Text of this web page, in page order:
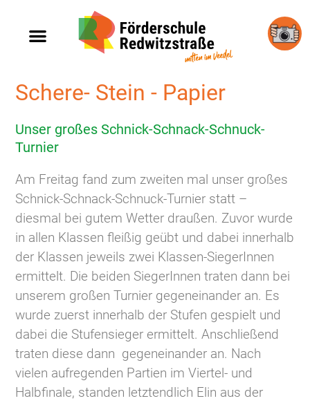
Schere- Stein - Papier
Unser großes Schnick-Schnack-Schnuck-
Turnier
Am Freitag fand zum zweiten mal unser großes
Schnick-Schnack-Schnuck-Turnier statt –
diesmal bei gutem Wetter draußen. Zuvor wurde
in allen Klassen fleißig geübt und dabei innerhalb
der Klassen jeweils zwei Klassen-SiegerInnen
ermittelt. Die beiden SiegerInnen traten dann bei
unserem großen Turnier gegeneinander an. Es
wurde zuerst innerhalb der Stufen gespielt und
dabei die Stufensieger ermittelt. Anschließend
traten diese dann gegeneinander an. Nach
vielen aufregenden Partien im Viertel- und
Halbfinale, standen letztendlich Elin aus der